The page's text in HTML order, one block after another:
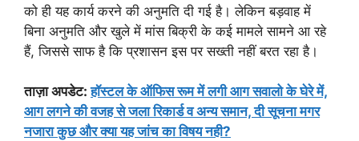
को ही यह कार्य करने की अनुमति दी गई है। लेकिन बड़वाह में
बिना अनुमति और खुले में मांस बिक्री के कई मामले सामने आ रहे
हैं, जिससे साफ है कि प्रशासन इस पर सख्ती नहीं बरत रहा है।
ताज़ा अपडेट:हॉस्टल के ऑफिस रूम में लगी आग सवालो के घेरे में,
आग लगने की वजह से जला रिकार्ड व अन्य समान, दी सूचना मगर
नजारा कुछ और क्या यह जांच का विषय नही?